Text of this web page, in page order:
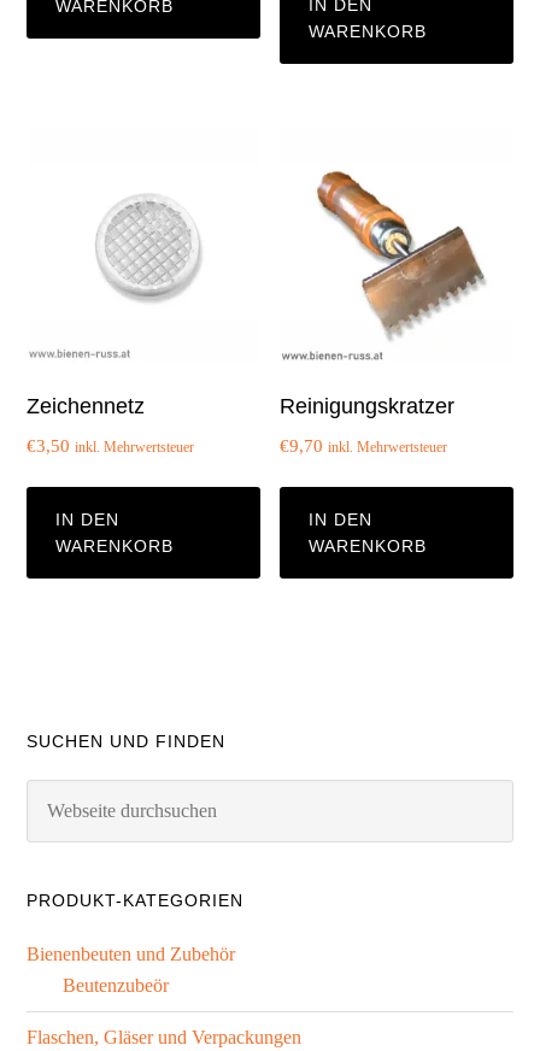
WARENKORB
IN DEN
WARENKORB
Zeichennetz
€3,50 inkl. Mehrwertsteuer
IN DEN
WARENKORB
Reinigungskratzer
€9,70 inkl. Mehrwertsteuer
IN DEN
WARENKORB
SUCHEN UND FINDEN
PRODUKT-KATEGORIEN
Bienenbeuten und Zubehör
Beutenzubeör
Flaschen, Gläser und Verpackungen